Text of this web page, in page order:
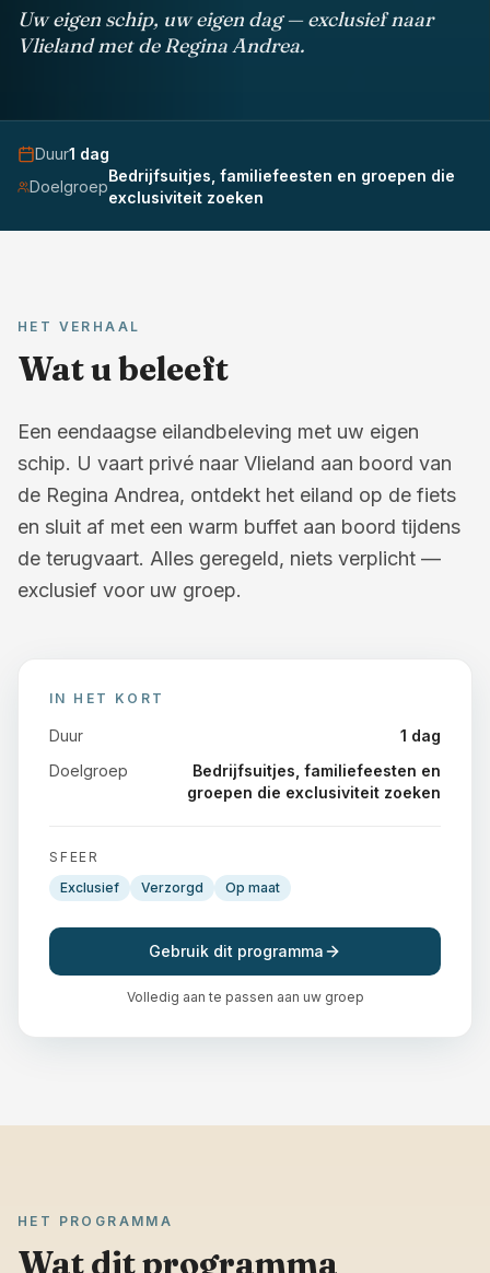
Uw eigen schip, uw eigen dag — exclusief naar
Vlieland met de Regina Andrea.
Duur1 dag
Doelgroep
Bedrijfsuitjes, familiefeesten en groepen die
exclusiviteit zoeken
HET VERHAAL
Wat u beleeft
Een eendaagse eilandbeleving met uw eigen
schip. U vaart privé naar Vlieland aan boord van
de Regina Andrea, ontdekt het eiland op de fiets
en sluit af met een warm buffet aan boord tijdens
de terugvaart. Alles geregeld, niets verplicht —
exclusief voor uw groep.
IN HET KORT
Duur 1 dag
Doelgroep
Bedrijfsuitjes, familiefeesten en
groepen die exclusiviteit zoeken
SFEER
Exclusief
Verzorgd Op maat
Gebruik dit programma
Volledig aan te passen aan uw groep
HET PROGRAMMA
Wat dit programma